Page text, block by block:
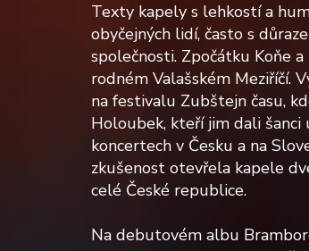
Texty kapely s lehkostí a
obyčejných lidí, často s
společnosti. Zpočátku Koňe
rodném Valašském Meziříčí.
na festivalu Zubštejn času,
Holoubek, kteří jim dali šanci
koncertech v Česku a na
zkušenost otevřela kapele
celé České republice.
Na debutovém albu